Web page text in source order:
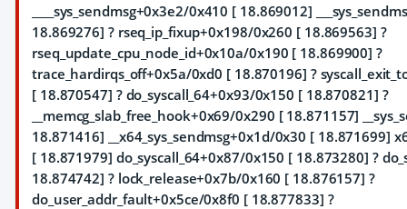
____sys_sendmsg+0x3e2/0x410 [ 18.869012]
18.869276] ? rseq_ip_fixup+0x198/0x260 [ 18.869563] ?
rseq_update_cpu_node_id+0x10a/0x190 [ 18.869900] ?
trace_hardirqs_off+0x5a/0xd0 [ 18.870196] ?
[ 18.870547] ? do_syscall_64+0x93/0x150 [ 18.870821] ?
__memcg_slab_free_hook+0x69/0x290 [ 18.871157]
18.871416] __x64_sys_sendmsg+0x1d/0x30 [ 18.871699]
[ 18.871979] do_syscall_64+0x87/0x150 [ 18.873280] ?
18.874742] ? lock_release+0x7b/0x160 [ 18.876157] ?
do_user_addr_fault+0x5ce/0x8f0 [ 18.877833] ?